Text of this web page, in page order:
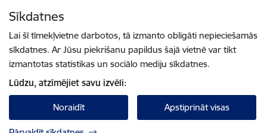
Sīkdatnes
Lai šī tīmekļvietne darbotos, tā izmanto obligāti nepieciešamās
sīkdatnes. Ar Jūsu piekrišanu papildus šajā vietnē var tikt
izmantotas statistikas un sociālo mediju sīkdatnes.
Lūdzu, atzīmējiet savu izvēli:
Noraidīt Apstiprināt visas